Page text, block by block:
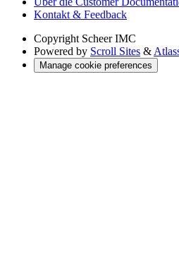
Kontakt & Feedback
Copyright Scheer IMC
Powered by Scroll Sites &
Manage cookie preferences